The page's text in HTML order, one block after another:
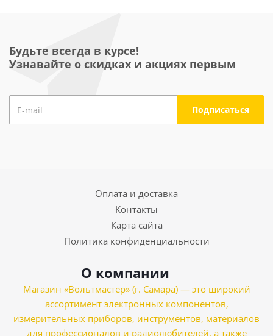
Будьте всегда в курсе!
Узнавайте о скидках и акциях первым
Оплата и доставка
Контакты
Карта сайта
Политика конфиденциальности
О компании
Магазин «Вольтмастер» (г. Самара) — это широкий
ассортимент электронных компонентов,
измерительных приборов, инструментов, материалов
для профессионалов и радиолюбителей, а также